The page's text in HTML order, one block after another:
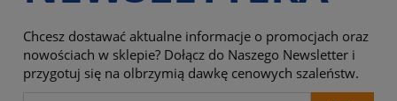
Chcesz dostawać aktualne informacje o promocjach oraz
nowościach w sklepie? Dołącz do Naszego Newsletter i
przygotuj się na olbrzymią dawkę cenowych szaleństw.